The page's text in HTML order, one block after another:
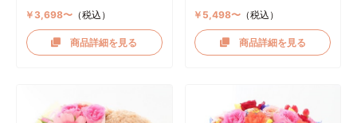
￥3,698〜（税込）
商品詳細を見る
￥5,498〜 （税込）
商品詳細を見る